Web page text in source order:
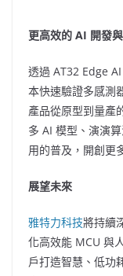
更高效的 AI 開發
透過 AT32 Edge
本快速驗證多感測
產品從原型到量產
多 AI 模型、演演
用的普及，開創更
展望未來
雅特力科技將持續
化高效能 MCU 與
戶打造智慧、低功